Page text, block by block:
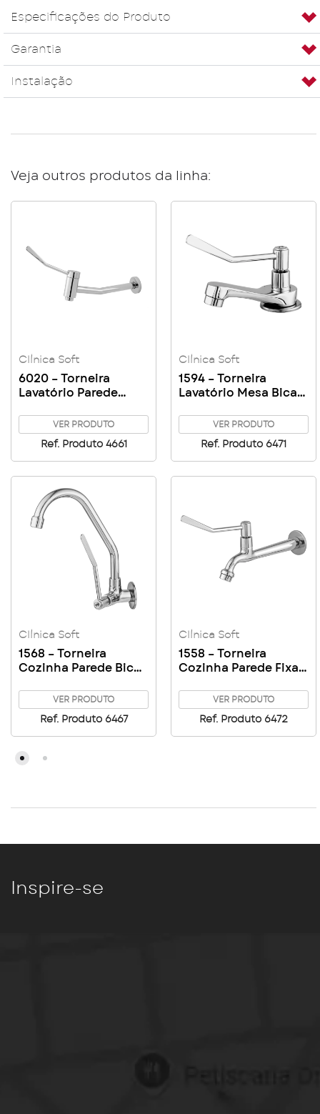
Especificações do Produto
Garantia
Instalação
Veja outros produtos da linha:
Clínica Soft
6020 – Torneira
Lavatório Parede
VER PRODUTO
Ref. Produto 4661
Clínica Soft
1594 – Torneira
Lavatório Mesa Bica
VER PRODUTO
Ref. Produto 6471
Clínica Soft
1568 – Torneira
Cozinha Parede Bica
VER PRODUTO
Ref. Produto 6467
Clínica Soft
1558 – Torneira
Cozinha Parede Fixa
VER PRODUTO
Ref. Produto 6472
Inspire-se